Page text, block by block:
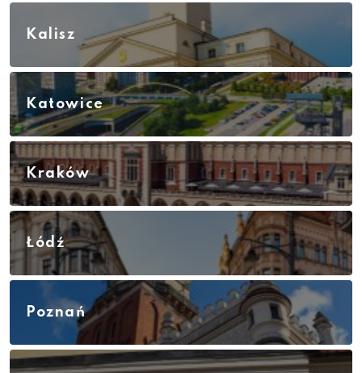
Kalisz
Katowice
Kraków
Łódź
Poznań